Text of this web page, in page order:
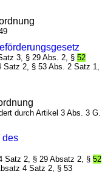
3, § 29 Abs. 2, §52
2, § 53 Abs. 2 Satz 1,
durch Artikel 3 Abs. 3 G.
des
Satz 2, § 29 Absatz 2, §52
4 Satz 2, § 53